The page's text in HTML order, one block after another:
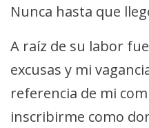
Nunca hasta que
A raíz de su labor
excusas y mi
referencia de mi
inscribirme como